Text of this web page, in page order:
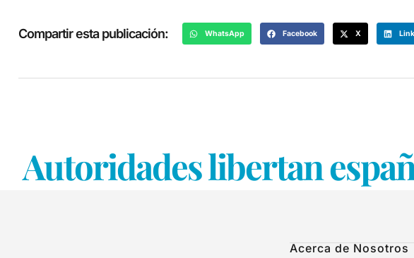
Compartir esta publicación: WhatsApp Facebook X
Autoridades libertan
Acerca de Nosotros